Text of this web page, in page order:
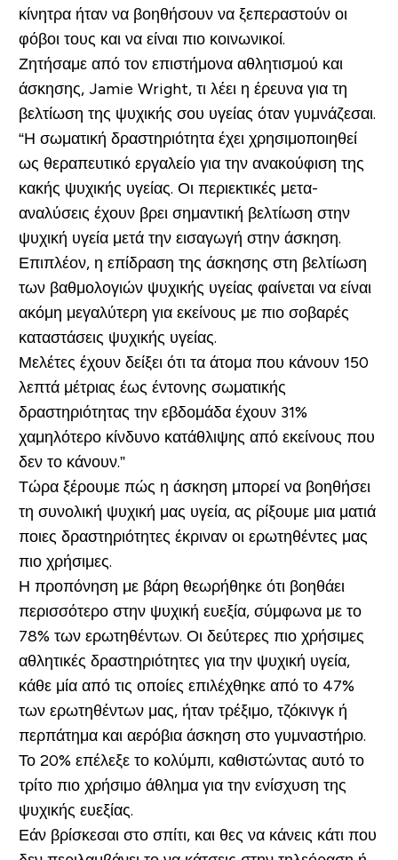
κίνητρα ήταν να βοηθήσουν να ξεπεραστούν οι
φόβοι τους και να είναι πιο κοινωνικοί.
Ζητήσαμε από τον επιστήμονα αθλητισμού και
άσκησης, Jamie Wright, τι λέει η έρευνα για τη
βελτίωση της ψυχικής σου υγείας όταν γυμνάζεσαι.
“Η σωματική δραστηριότητα έχει χρησιμοποιηθεί
ως θεραπευτικό εργαλείο για την ανακούφιση της
κακής ψυχικής υγείας. Οι περιεκτικές μετα-
αναλύσεις έχουν βρει σημαντική βελτίωση στην
ψυχική υγεία μετά την εισαγωγή στην άσκηση.
Επιπλέον, η επίδραση της άσκησης στη βελτίωση
των βαθμολογιών ψυχικής υγείας φαίνεται να είναι
ακόμη μεγαλύτερη για εκείνους με πιο σοβαρές
καταστάσεις ψυχικής υγείας.
Μελέτες έχουν δείξει ότι τα άτομα που κάνουν 150
λεπτά μέτριας έως έντονης σωματικής
δραστηριότητας την εβδομάδα έχουν 31%
χαμηλότερο κίνδυνο κατάθλιψης από εκείνους που
δεν το κάνουν.”
Τώρα ξέρουμε πώς η άσκηση μπορεί να βοηθήσει
τη συνολική ψυχική μας υγεία, ας ρίξουμε μια ματιά
ποιες δραστηριότητες έκριναν οι ερωτηθέντες μας
πιο χρήσιμες.
Η προπόνηση με βάρη θεωρήθηκε ότι βοηθάει
περισσότερο στην ψυχική ευεξία, σύμφωνα με το
78% των ερωτηθέντων. Οι δεύτερες πιο χρήσιμες
αθλητικές δραστηριότητες για την ψυχική υγεία,
κάθε μία από τις οποίες επιλέχθηκε από το 47%
των ερωτηθέντων μας, ήταν τρέξιμο, τζόκινγκ ή
περπάτημα και αερόβια άσκηση στο γυμναστήριο.
Το 20% επέλεξε το κολύμπι, καθιστώντας αυτό το
τρίτο πιο χρήσιμο άθλημα για την ενίσχυση της
ψυχικής ευεξίας.
Εάν βρίσκεσαι στο σπίτι, και θες να κάνεις κάτι που